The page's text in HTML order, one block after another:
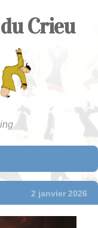
Crieu
2 janvier 2026